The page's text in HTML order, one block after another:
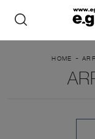
HOME -